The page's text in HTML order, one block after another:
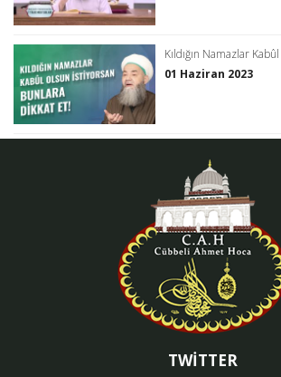
Kıldığın Namazlar
01 Haziran 2023
TWİTTER